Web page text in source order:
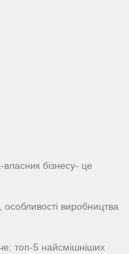
власник бізнесу- це
виробництва
топ-5 найсмішніших